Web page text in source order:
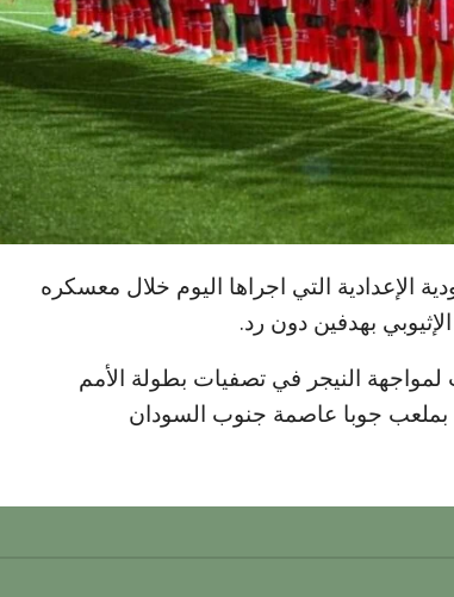
الإعدادية التي اجراها اليوم خلال معسكره
بهدفين دون رد.
لمواجهة النيجر في تصفيات بطولة الأمم
بملعب جوبا عاصمة جنوب السودان